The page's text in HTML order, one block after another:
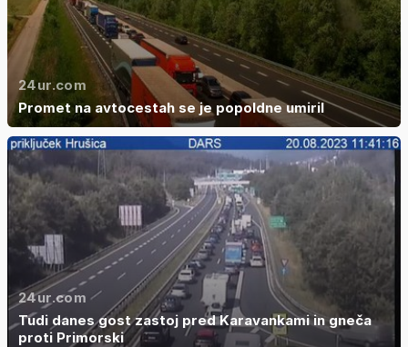
24ur.com
Promet na avtocestah se je popoldne umiril
24ur.com
Tudi danes gost zastoj pred Karavankami in gneča
proti Primorski